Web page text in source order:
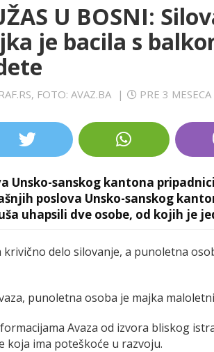
U BOSNI:
je bacila s
FOTO: AVAZ.BA | PRE 3 MESECA
Unsko-sanskog kantona
poslova Unsko-sanskog
uhapsili dve osobe, od kojih je
delo silovanje, a punoletna
punoletna osoba je majka
Avaza od izvora bliskog
koja ima poteškoće u razvoju.